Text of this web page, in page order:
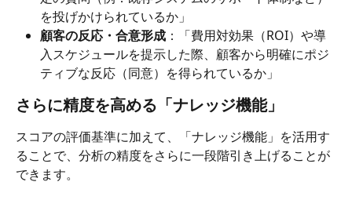
を投げかけられているか」
顧客の反応・合意形成 ：「費用対効果（ROI）や導
入スケジュールを提示した際、顧客から明確にポジ
ティブな反応（同意）を得られているか」
さらに精度を高める「ナレッジ機能」
スコアの評価基準に加えて、「ナレッジ機能」を活用す
ることで、分析の精度をさらに一段階引き上げることが
できます。